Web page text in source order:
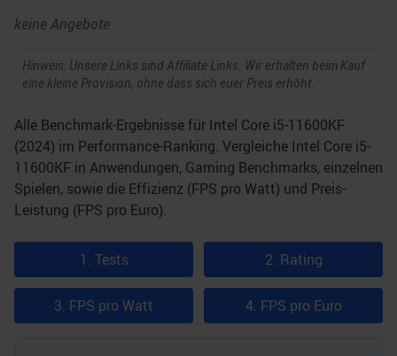
keine Angebote
Hinweis: Unsere Links sind Affiliate Links. Wir erhalten beim Kauf
eine kleine Provision, ohne dass sich euer Preis erhöht.
Alle Benchmark-Ergebnisse für Intel Core i5-11600KF
(2024) im Performance-Ranking. Vergleiche Intel Core i5-
11600KF in Anwendungen, Gaming Benchmarks, einzelnen
Spielen, sowie die Effizienz (FPS pro Watt) und Preis-
Leistung (FPS pro Euro).
1. Tests 2. Rating
3. FPS pro Watt 4. FPS pro Euro